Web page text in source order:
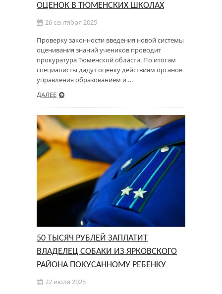
ОЦЕНОК В ТЮМЕНСКИХ ШКОЛАХ
26 сентября 2025
Проверку законности введения новой системы
оценивания знаний учеников проводит
прокуратура Тюменской области. По итогам
специалисты дадут оценку действиям органов
управления образованием и …
ДАЛЕЕ
50 ТЫСЯЧ РУБЛЕЙ ЗАПЛАТИТ
ВЛАДЕЛЕЦ СОБАКИ ИЗ ЯРКОВСКОГО
РАЙОНА ПОКУСАННОМУ РЕБЕНКУ
22 июля 2025